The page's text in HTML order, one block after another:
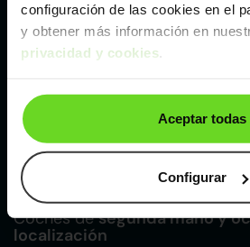
configuración de las cookies en el
y obtener más información en
privacidad y cookies.
Aceptar todas
Configurar
Valencia
Ver Lexus UX de segunda
Lexus UX de segunda mano y ocasión
Coches desegunda mano y
localización